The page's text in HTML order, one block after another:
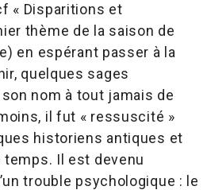
« Disparitions et
thème de la saison de
en espérant passer à la
quelques sages
nom à tout jamais de
il fut « ressuscité »
historiens antiques et
Il est devenu
trouble psychologique : le